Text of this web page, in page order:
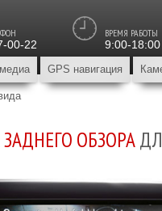
00-22
ВРЕМЯ РАБОТЫ
9:00-18:00
GPS навигация
ОБЗОРА